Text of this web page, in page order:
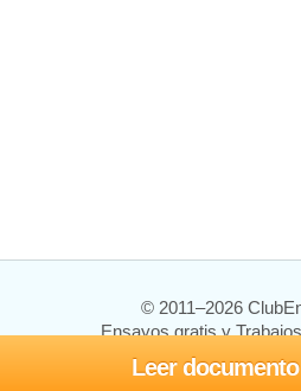
Leer
© 2011–2026
Ensayos gratis y